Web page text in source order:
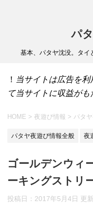
パ
基本、パタヤ沈没。タイ
！ 当サイトは広告を
て当サイトに収益がも
HOME > 夜遊び情報 > パタ
パタヤ夜遊び情報全般 夜
ゴールデンウィ
ーキングストリ
投稿日：2017年5月4日 更新